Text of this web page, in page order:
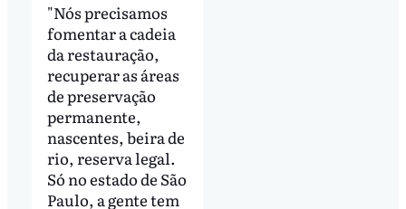
"Nós precisamos
fomentar a cadeia
da restauração,
recuperar as áreas
de preservação
permanente,
nascentes, beira de
rio, reserva legal.
Só no estado de São
Paulo, a gente tem